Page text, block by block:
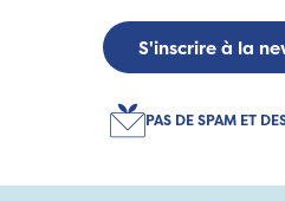
S'inscrire à la
PAS DE SPAM ET